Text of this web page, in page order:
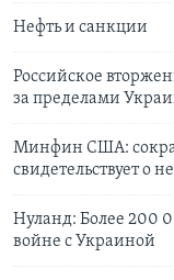
Нефть и санкции
Российское
за пределами
Минфин США:
свидетельствует о
Нуланд: Более 200
войне с Украиной